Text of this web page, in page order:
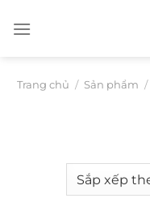
qua
Trang chủ / Sản phẩm /